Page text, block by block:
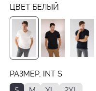
ЦВЕТ БЕЛЫЙ
РАЗМЕР, INT S